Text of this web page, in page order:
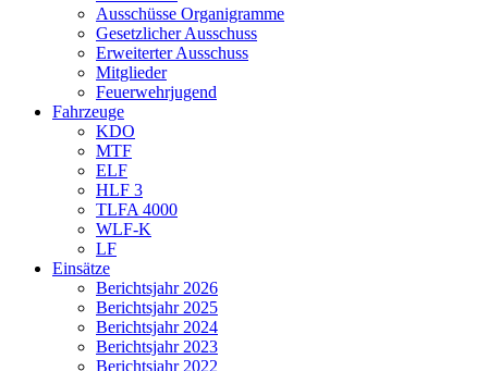
Ausschüsse Organigramme
Gesetzlicher Ausschuss
Erweiterter Ausschuss
Mitglieder
Feuerwehrjugend
Fahrzeuge
KDO
MTF
ELF
HLF 3
TLFA 4000
WLF-K
LF
Einsätze
Berichtsjahr 2026
Berichtsjahr 2025
Berichtsjahr 2024
Berichtsjahr 2023
Berichtsjahr 2022